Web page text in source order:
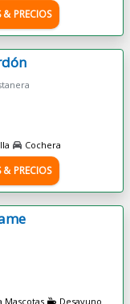
& PRECIOS
Cochera
& PRECIOS
Mascotas Desayuno